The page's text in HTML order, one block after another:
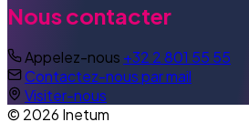
Nous contacter
Appelez-nous +32 2 801 55 55
Contactez-nous par mail
Visiter-nous
© 2026 Inetum